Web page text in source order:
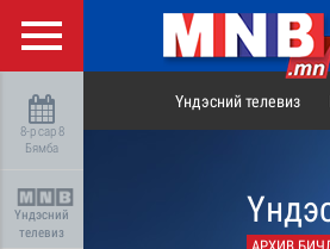
8-р сар 8
Бямба
Үндэсний
телевиз
Үндэсний телевиз